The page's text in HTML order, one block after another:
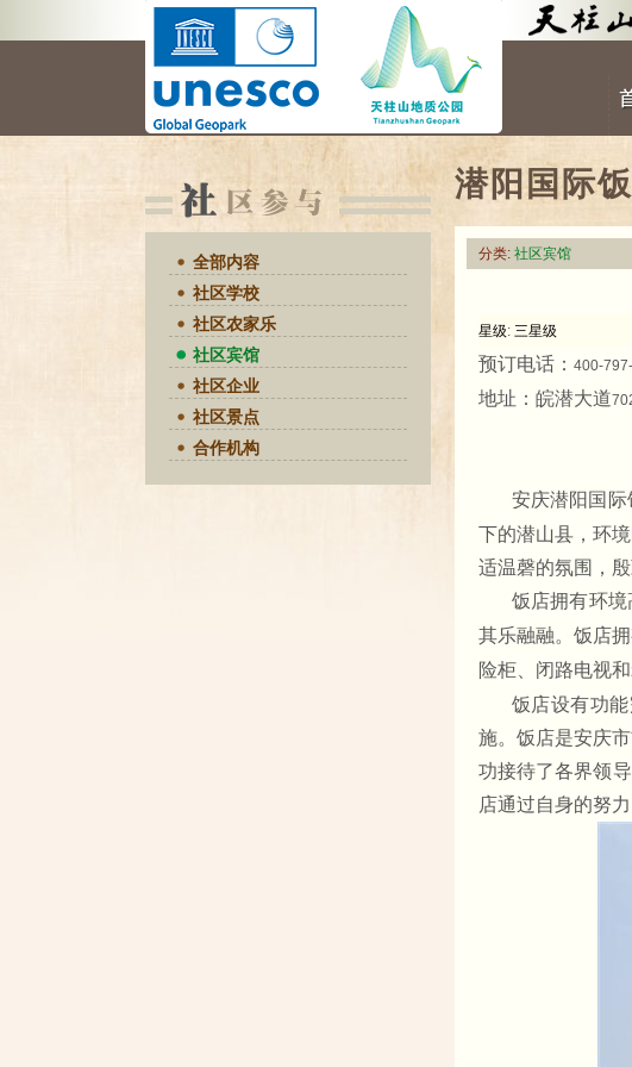
全部内容
社区学校
社区农家乐
社区宾馆
社区企业
社区景点
合作机构
潜阳国际
分类: 社区宾馆
星级: 三星级
预订电话： 400-
地址：皖潜大道
安庆潜阳国
下的潜山县，环
适温磬的氛围，
饭店拥有环
其乐融融。饭店
险柜、闭路电视和
饭店设有功
施。饭店是安庆
功接待了各界领
店通过自身的努